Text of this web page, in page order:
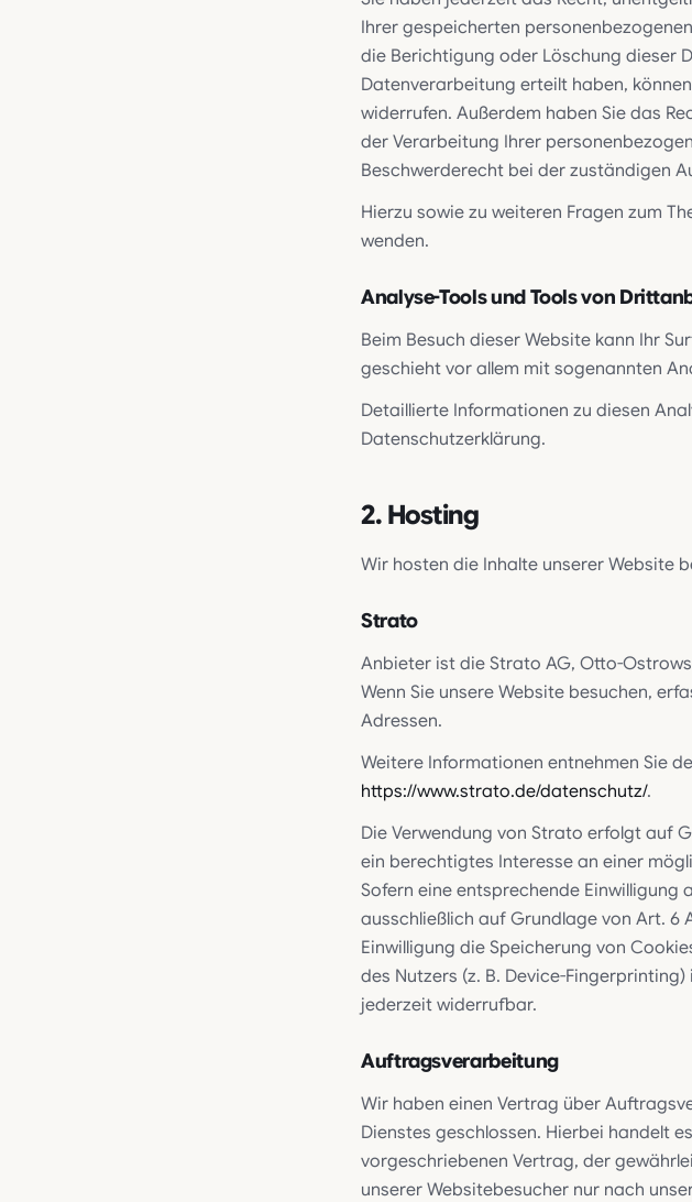
Ihrer gespeicherten
die Berichtigung oder Löschung dieser
Datenverarbeitung erteilt haben,
widerrufen. Außerdem haben Sie das
der Verarbeitung Ihrer
Beschwerderecht bei der zuständigen
Hierzu sowie zu weiteren Fragen zum
wenden.
Analyse-Tools und Tools von
Beim Besuch dieser Website kann Ihr
geschieht vor allem mit sogenannten
Detaillierte Informationen zu diesen
Datenschutzerklärung.
2. Hosting
Wir hosten die Inhalte unserer Website
Strato
Anbieter ist die Strato AG, Otto-
Wenn Sie unsere Website besuchen,
Adressen.
Weitere Informationen entnehmen Sie
https://www.strato.de/datenschutz/.
Die Verwendung von Strato erfolgt auf
ein berechtigtes Interesse an einer
Sofern eine entsprechende
ausschließlich auf Grundlage von Art. 6
Einwilligung die Speicherung von
des Nutzers (z. B. Device-
jederzeit widerrufbar.
Auftragsverarbeitung
Wir haben einen Vertrag über
Dienstes geschlossen. Hierbei handelt
vorgeschriebenen Vertrag, der
unserer Websitebesucher nur nach